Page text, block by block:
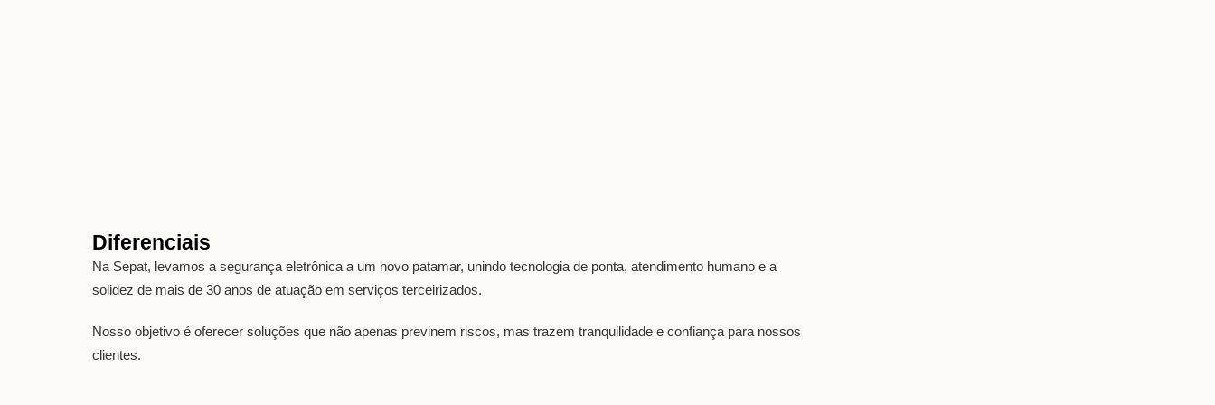
Diferenciais
Na Sepat, levamos a segurança eletrônica a um novo patamar, unindo tecnologia de ponta, atendimento humano e a
solidez de mais de 30 anos de atuação em serviços terceirizados.
Nosso objetivo é oferecer soluções que não apenas previnem riscos, mas trazem tranquilidade e confiança para nossos
clientes.